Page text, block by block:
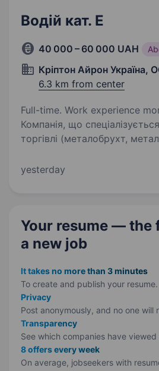
Водій кат. Е
40 000 – 60 000 UAH
Кріптон Айрон Україна,
6.3 km from center
Full-time. Work experience
Компанія, що
торгівлі (металобрухт,
відкриття вакансії: Водій
yesterday
Your resume — the
a new job
It takes no more than 3 minutes
To create and publish your resume.
Privacy
Post anonymously, and no one will
Transparency
See which companies have viewed
8 offers every week
On average, jobseekers with